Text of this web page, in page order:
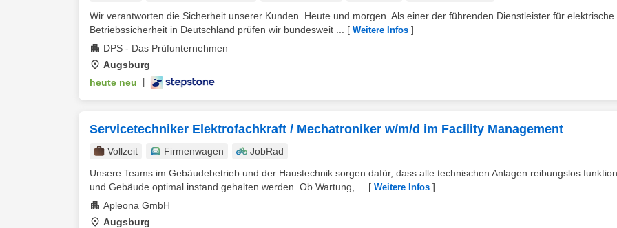
Wir verantworten die Sicherheit unserer Kunden. Heute und morgen. Als einer der führenden Dienstleister für elektrische
Betriebssicherheit in Deutschland prüfen wir bundesweit ...
[ Weitere Infos ]
DPS - Das Prüfunternehmen
Augsburg
heute neu
Servicetechniker Elektrofachkraft / Mechatroniker w/m/d im Facility Management
Vollzeit Firmenwagen
JobRad
Unsere Teams im Gebäudebetrieb und der Haustechnik sorgen dafür, dass alle technischen Anlagen reibungslos
und Gebäude optimal instand gehalten werden. Ob Wartung, ...
[ Weitere Infos ]
Apleona GmbH
Augsburg